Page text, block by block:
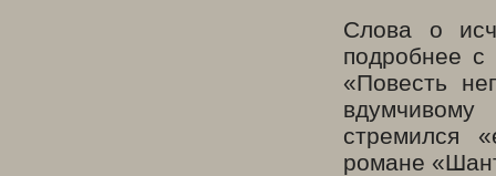
Слова о
подробнее с
«Повесть
стремился
романе